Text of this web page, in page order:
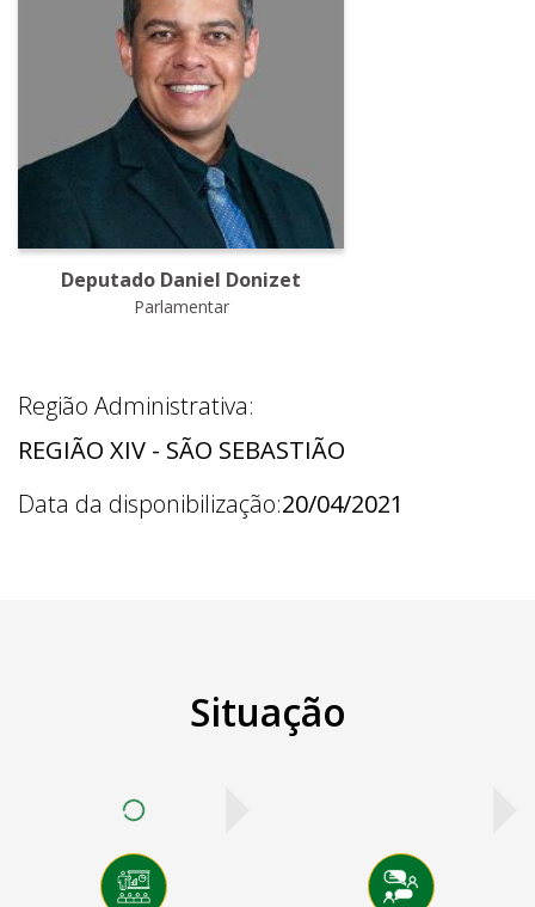
Deputado Daniel Donizet
Parlamentar
Região Administrativa:
REGIÃO XIV - SÃO SEBASTIÃO
Data da disponibilização:20/04/2021
Situação